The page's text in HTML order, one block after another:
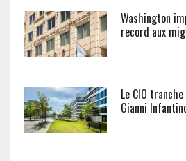
Washington
record aux
Le CIO
Gianni